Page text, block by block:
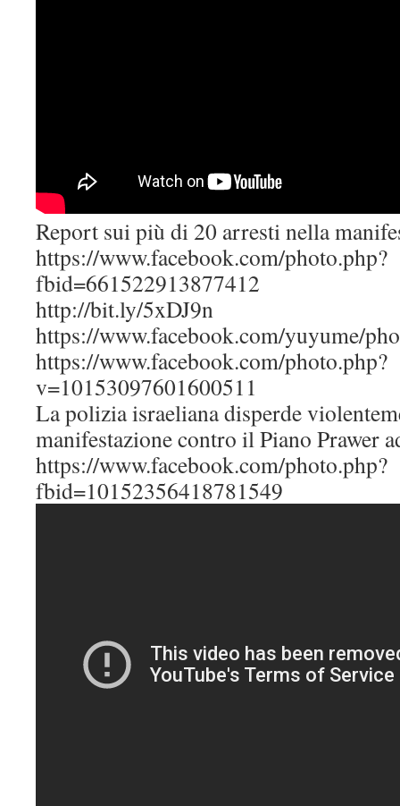
Report sui più di 20 arresti nella
https://www.facebook.com/photo.php?
fbid=661522913877412
http://bit.ly/5xDJ9n
https://www.facebook.com/yuyume/
https://www.facebook.com/photo.php?
v=10153097601600511
La polizia israeliana disperde
manifestazione contro il Piano Prawer
https://www.facebook.com/photo.php?
fbid=10152356418781549